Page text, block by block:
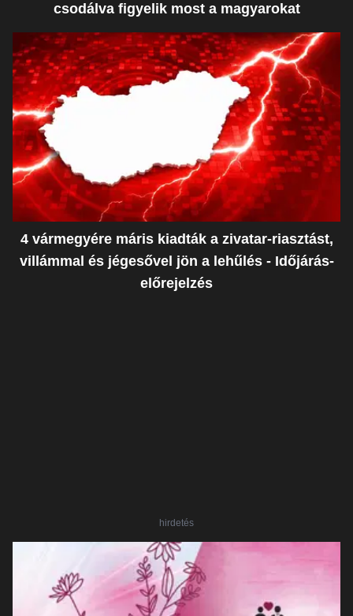
csodálva figyelik most a magyarokat
4 vármegyére máris kiadták a zivatar-riasztást,
villámmal és jégesővel jön a lehűlés - Időjárás-
előrejelzés
hirdetés